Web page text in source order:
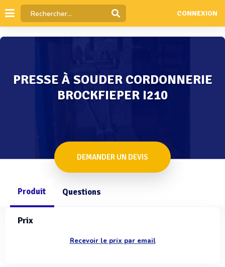
CONNEXION
PRESSE À SOUDER CORDONNERIE
BROCKFIEPER I210
DEMANDER UN DEVIS
Produit Questions
Prix
Recevoir le prix par email